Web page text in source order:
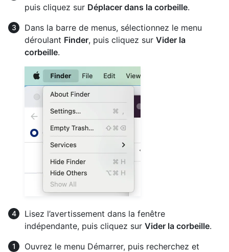
puis cliquez sur Déplacer dans la corbeille.
Dans la barre de menus, sélectionnez le menu
déroulant Finder, puis cliquez sur Vider la
corbeille.
Lisez l’avertissement dans la fenêtre
indépendante, puis cliquez sur Vider la corbeille.
Ouvrez le menu Démarrer, puis recherchez et